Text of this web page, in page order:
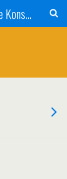
Konsumpf - Forum für kreative Konsumkritik - Culture Jamming, Nachhaltigkeit, Konzernkritik, Adbusting